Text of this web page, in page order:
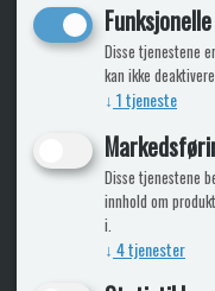
Funksjonelle
Disse tjenestene
kan ikke
↓ 1tjeneste
Disse tjenestene
innhold om
i.
↓ 4tjenester